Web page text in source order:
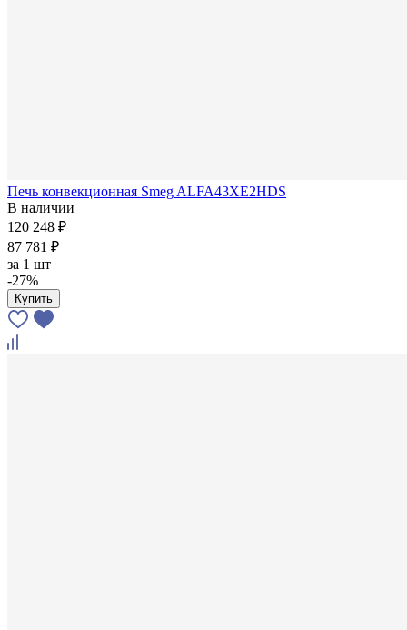
Печь конвекционная Smeg ALFA43XE2HDS
В наличии
120 248 ₽
87 781 ₽
за 1 шт
-27%
Купить